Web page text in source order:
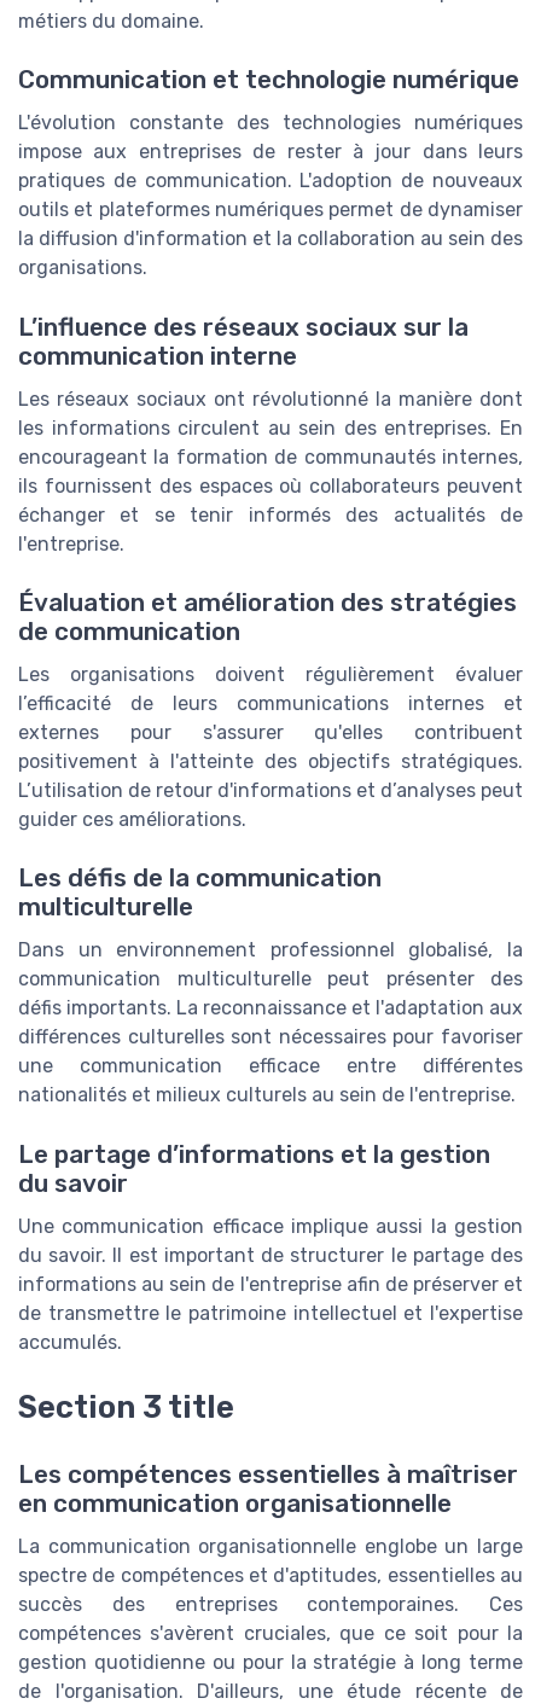
métiers du domaine.
Communication et technologie numérique
L'évolution constante des technologies numériques
impose aux entreprises de rester à jour dans leurs
pratiques de communication. L'adoption de nouveaux
outils et plateformes numériques permet de dynamiser
la diffusion d'information et la collaboration au sein des
organisations.
L’influence des réseaux sociaux sur la
communication interne
Les réseaux sociaux ont révolutionné la manière dont
les informations circulent au sein des entreprises. En
encourageant la formation de communautés internes,
ils fournissent des espaces où collaborateurs peuvent
échanger et se tenir informés des actualités de
l'entreprise.
Évaluation et amélioration des stratégies
de communication
Les organisations doivent régulièrement évaluer
l’efficacité de leurs communications internes et
externes pour s'assurer qu'elles contribuent
positivement à l'atteinte des objectifs stratégiques.
L’utilisation de retour d'informations et d’analyses peut
guider ces améliorations.
Les défis de la communication
multiculturelle
Dans un environnement professionnel globalisé, la
communication multiculturelle peut présenter des
défis importants. La reconnaissance et l'adaptation aux
différences culturelles sont nécessaires pour favoriser
une communication efficace entre différentes
nationalités et milieux culturels au sein de l'entreprise.
Le partage d’informations et la gestion
du savoir
Une communication efficace implique aussi la gestion
du savoir. Il est important de structurer le partage des
informations au sein de l'entreprise afin de préserver et
de transmettre le patrimoine intellectuel et l'expertise
accumulés.
Section 3 title
Les compétences essentielles à maîtriser
en communication organisationnelle
La communication organisationnelle englobe un large
spectre de compétences et d'aptitudes, essentielles au
succès des entreprises contemporaines. Ces
compétences s'avèrent cruciales, que ce soit pour la
gestion quotidienne ou pour la stratégie à long terme
de l'organisation. D'ailleurs, une étude récente de